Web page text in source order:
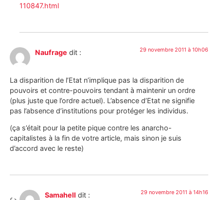
110847.html
Naufrage dit : 29 novembre 2011 à 10h06
La disparition de l’Etat n’implique pas la disparition de
pouvoirs et contre-pouvoirs tendant à maintenir un ordre
(plus juste que l’ordre actuel). L’absence d’Etat ne signifie
pas l’absence d’institutions pour protéger les individus.
(ça s’était pour la petite pique contre les anarcho-
capitalistes à la fin de votre article, mais sinon je suis
d’accord avec le reste)
Samahell dit : 29 novembre 2011 à 14h16